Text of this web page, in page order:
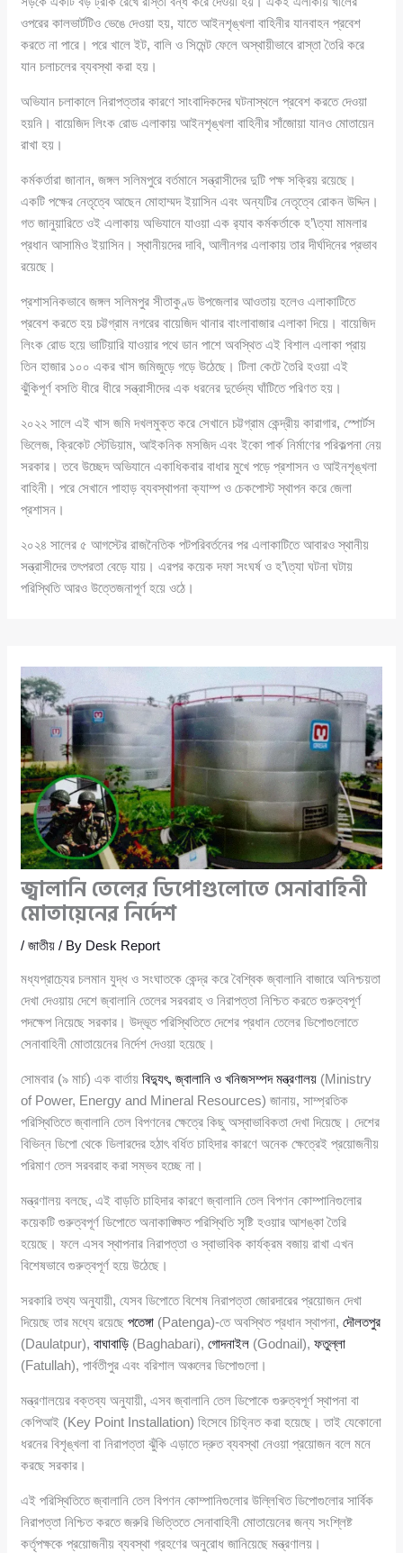
ওপরের কালভার্টটিও ভেঙে দেওয়া হয়, যাতে আইনশৃঙ্খলা বাহিনীর যানবাহন প্রবেশ
করতে না পারে। পরে খালে ইট, বালি ও সিমেন্ট ফেলে অস্থায়ীভাবে রাস্তা তৈরি করে
যান চলাচলের ব্যবস্থা করা হয়।
অভিযান চলাকালে নিরাপত্তার কারণে সাংবাদিকদের ঘটনাস্থলে প্রবেশ করতে দেওয়া
হয়নি। বায়েজিদ লিংক রোড এলাকায় আইনশৃঙ্খলা বাহিনীর সাঁজোয়া যানও মোতায়েন
রাখা হয়।
কর্মকর্তারা জানান, জঙ্গল সলিমপুরে বর্তমানে সন্ত্রাসীদের দুটি পক্ষ সক্রিয় রয়েছে।
একটি পক্ষের নেতৃত্বে আছেন মোহাম্মদ ইয়াসিন এবং অন্যটির নেতৃত্বে রোকন উদ্দিন।
গত জানুয়ারিতে ওই এলাকায় অভিযানে যাওয়া এক র‍্যাব কর্মকর্তাকে হ’\ত্যা মামলার
প্রধান আসামিও ইয়াসিন। স্থানীয়দের দাবি, আলীনগর এলাকায় তার দীর্ঘদিনের প্রভাব
রয়েছে।
প্রশাসনিকভাবে জঙ্গল সলিমপুর সীতাকুণ্ড উপজেলার আওতায় হলেও এলাকাটিতে
প্রবেশ করতে হয় চট্টগ্রাম নগরের বায়েজিদ থানার বাংলাবাজার এলাকা দিয়ে। বায়েজিদ
লিংক রোড হয়ে ভাটিয়ারি যাওয়ার পথে ডান পাশে অবস্থিত এই বিশাল এলাকা প্রায়
তিন হাজার ১০০ একর খাস জমিজুড়ে গড়ে উঠেছে। টিলা কেটে তৈরি হওয়া এই
ঝুঁকিপূর্ণ বসতি ধীরে ধীরে সন্ত্রাসীদের এক ধরনের দুর্ভেদ্য ঘাঁটিতে পরিণত হয়।
২০২২ সালে এই খাস জমি দখলমুক্ত করে সেখানে চট্টগ্রাম কেন্দ্রীয় কারাগার, স্পোর্টস
ভিলেজ, ক্রিকেট স্টেডিয়াম, আইকনিক মসজিদ এবং ইকো পার্ক নির্মাণের পরিকল্পনা নেয়
সরকার। তবে উচ্ছেদ অভিযানে একাধিকবার বাধার মুখে পড়ে প্রশাসন ও আইনশৃঙ্খলা
বাহিনী। পরে সেখানে পাহাড় ব্যবস্থাপনা ক্যাম্প ও চেকপোস্ট স্থাপন করে জেলা
প্রশাসন।
২০২৪ সালের ৫ আগস্টের রাজনৈতিক পটপরিবর্তনের পর এলাকাটিতে আবারও স্থানীয়
সন্ত্রাসীদের তৎপরতা বেড়ে যায়। এরপর কয়েক দফা সংঘর্ষ ও হ’\ত্যা ঘটনা ঘটায়
পরিস্থিতি আরও উত্তেজনাপূর্ণ হয়ে ওঠে।
জ্বালানি তেলের ডিপোগুলোতে সেনাবাহিনী
মোতায়েনের নির্দেশ
/জাতীয় / By Desk Report
মধ্যপ্রাচ্যের চলমান যুদ্ধ ও সংঘাতকে কেন্দ্র করে বৈশ্বিক জ্বালানি বাজারে অনিশ্চয়তা
দেখা দেওয়ায় দেশে জ্বালানি তেলের সরবরাহ ও নিরাপত্তা নিশ্চিত করতে গুরুত্বপূর্ণ
পদক্ষেপ নিয়েছে সরকার। উদ্ভূত পরিস্থিতিতে দেশের প্রধান তেলের ডিপোগুলোতে
সেনাবাহিনী মোতায়েনের নির্দেশ দেওয়া হয়েছে।
সোমবার (৯ মার্চ) এক বার্তায়বিদ্যুৎ, জ্বালানি ও খনিজসম্পদ মন্ত্রণালয় (Ministry
of Power, Energy and Mineral Resources) জানায়, সাম্প্রতিক
পরিস্থিতিতে জ্বালানি তেল বিপণনের ক্ষেত্রে কিছু অস্বাভাবিকতা দেখা দিয়েছে। দেশের
বিভিন্ন ডিপো থেকে ডিলারদের হঠাৎ বর্ধিত চাহিদার কারণে অনেক ক্ষেত্রেই প্রয়োজনীয়
পরিমাণ তেল সরবরাহ করা সম্ভব হচ্ছে না।
মন্ত্রণালয় বলছে, এই বাড়তি চাহিদার কারণে জ্বালানি তেল বিপণন কোম্পানিগুলোর
কয়েকটি গুরুত্বপূর্ণ ডিপোতে অনাকাঙ্ক্ষিত পরিস্থিতি সৃষ্টি হওয়ার আশঙ্কা তৈরি
হয়েছে। ফলে এসব স্থাপনার নিরাপত্তা ও স্বাভাবিক কার্যক্রম বজায় রাখা এখন
বিশেষভাবে গুরুত্বপূর্ণ হয়ে উঠেছে।
সরকারি তথ্য অনুযায়ী, যেসব ডিপোতে বিশেষ নিরাপত্তা জোরদারের প্রয়োজন দেখা
দিয়েছে তার মধ্যে রয়েছেপতেঙ্গা (Patenga)-তে অবস্থিত প্রধান স্থাপনা,দৌলতপুর
(Daulatpur),বাঘাবাড়ি (Baghabari),গোদনাইল (Godnail),ফতুল্লা
(Fatullah), পার্বতীপুর এবং বরিশাল অঞ্চলের ডিপোগুলো।
মন্ত্রণালয়ের বক্তব্য অনুযায়ী, এসব জ্বালানি তেল ডিপোকে গুরুত্বপূর্ণ স্থাপনা বা
কেপিআই (Key Point Installation) হিসেবে চিহ্নিত করা হয়েছে। তাই যেকোনো
ধরনের বিশৃঙ্খলা বা নিরাপত্তা ঝুঁকি এড়াতে দ্রুত ব্যবস্থা নেওয়া প্রয়োজন বলে মনে
করছে সরকার।
এই পরিস্থিতিতে জ্বালানি তেল বিপণন কোম্পানিগুলোর উল্লিখিত ডিপোগুলোর সার্বিক
নিরাপত্তা নিশ্চিত করতে জরুরি ভিত্তিতে সেনাবাহিনী মোতায়েনের জন্য সংশ্লিষ্ট
কর্তৃপক্ষকে প্রয়োজনীয় ব্যবস্থা গ্রহণের অনুরোধ জানিয়েছে মন্ত্রণালয়।